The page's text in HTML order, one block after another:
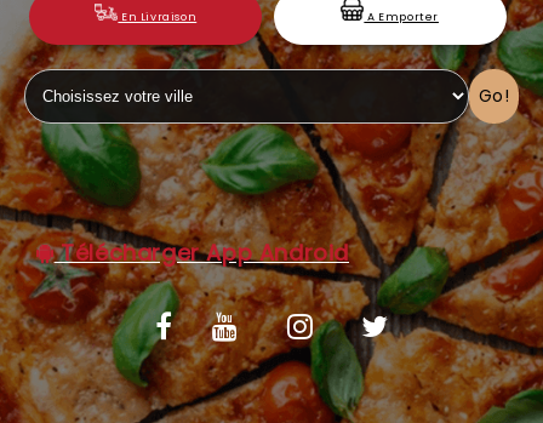
VOS AVIS
MENTIONS LÉGALES
C.G.V
En Livraison A Emporter
Go!
Télécharger App Android